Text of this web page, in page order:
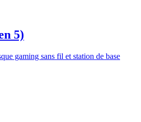
5)
gaming sans fil et station de base